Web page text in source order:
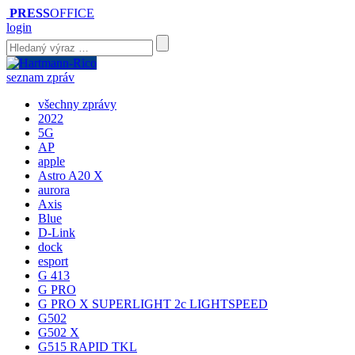
PRESSOFFICE
login
seznam zpráv
všechny zprávy
2022
5G
AP
apple
Astro A20 X
aurora
Axis
Blue
D-Link
dock
esport
G 413
G PRO
G PRO X SUPERLIGHT 2c LIGHTSPEED
G502
G502 X
G515 RAPID TKL